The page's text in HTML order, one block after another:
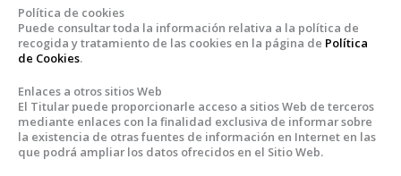
Política de cookies
Puede consultar toda la información relativa a la política de
recogida y tratamiento de las cookies en la página de Política
de Cookies.
Enlaces a otros sitios Web
El Titular puede proporcionarle acceso a sitios Web de terceros
mediante enlaces con la finalidad exclusiva de informar sobre
la existencia de otras fuentes de información en Internet en las
que podrá ampliar los datos ofrecidos en el Sitio Web.